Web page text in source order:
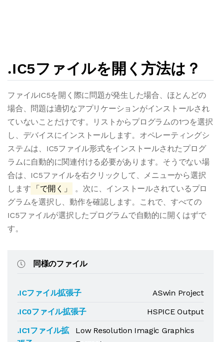
.IC5ファイルを開く方法は？
ファイルIC5を開く際に問題が発生した場合、ほとんどの
場合、問題は適切なアプリケーションがインストールされ
ていないことだけです。リストからプログラムの1つを選択
し、デバイスにインストールします。オペレーティングシ
ステムは、IC5ファイル形式をインストールされたプログ
ラムに自動的に関連付ける必要があります。そうでない場
合は、IC5ファイルを右クリックして、メニューから選択
します
「で開く」
。次に、インストールされているプロ
グラムを選択し、動作を確認します。これで、すべての
IC5ファイルが選択したプログラムで自動的に開くはずで
す。
同様のファイル
.ICファイル拡張子
ASwin Project
.IC0ファイル拡張子
HSPICE Output
.IC1ファイル拡
Low Resolution Imagic Graphics